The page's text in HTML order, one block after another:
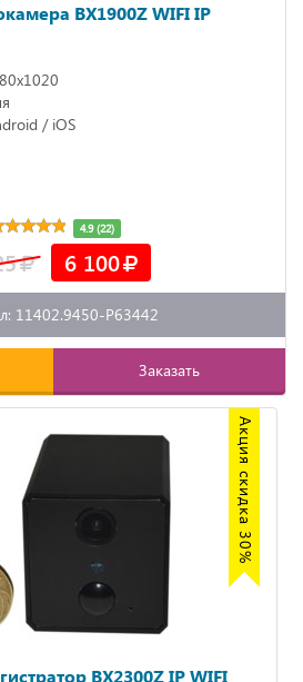
BX1900Z WIFI IP
/ iOS
4.9 (22)
6 100
11402.9450-P63442
Заказать
Акция скидка 30%
BX2300Z IP WIFI